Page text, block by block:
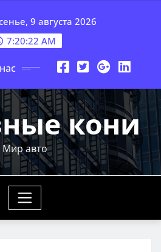
9 августа 2026
7:20:23 AM
кони
Мир авто